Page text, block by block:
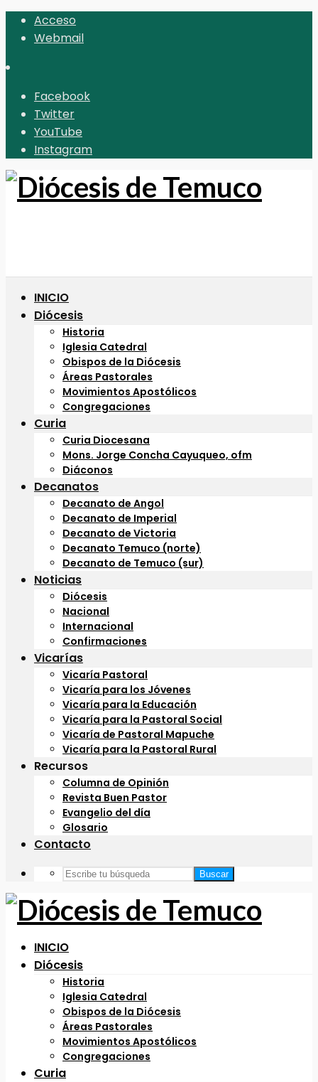
Acceso
Webmail
Facebook
Twitter
YouTube
Instagram
INICIO
Diócesis
Historia
Iglesia Catedral
Obispos de la Diócesis
Áreas Pastorales
Movimientos Apostólicos
Congregaciones
Curia
Curia Diocesana
Mons. Jorge Concha Cayuqueo, ofm
Diáconos
Decanatos
Decanato de Angol
Decanato de Imperial
Decanato de Victoria
Decanato Temuco (norte)
Decanato de Temuco (sur)
Noticias
Diócesis
Nacional
Internacional
Confirmaciones
Vicarías
Vicaría Pastoral
Vicaría para los Jóvenes
Vicaría para la Educación
Vicaría para la Pastoral Social
Vicaría de Pastoral Mapuche
Vicaría para la Pastoral Rural
Recursos
Columna de Opinión
Revista Buen Pastor
Evangelio del día
Glosario
Contacto
Buscar
INICIO
Diócesis
Historia
Iglesia Catedral
Obispos de la Diócesis
Áreas Pastorales
Movimientos Apostólicos
Congregaciones
Curia